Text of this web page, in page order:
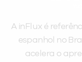
A inFlux é
espanhol no
acelera o